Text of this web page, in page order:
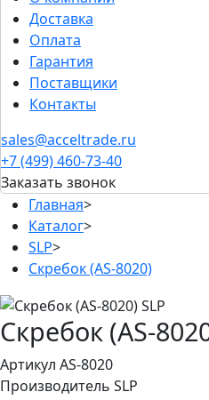
Доставка
Оплата
Гарантия
Поставщики
Контакты
sales@acceltrade.ru
+7 (499) 460-73-40
Заказать звонок
Главная>
Каталог>
SLP>
Скребок (AS-8020)
Скребок (AS-
Артикул AS-8020
Производитель SLP